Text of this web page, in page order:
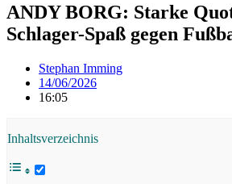
ANDY BORG: Starke
Schlager-Spaß gegen
Stephan Imming
14/06/2026
16:05
Inhaltsverzeichnis